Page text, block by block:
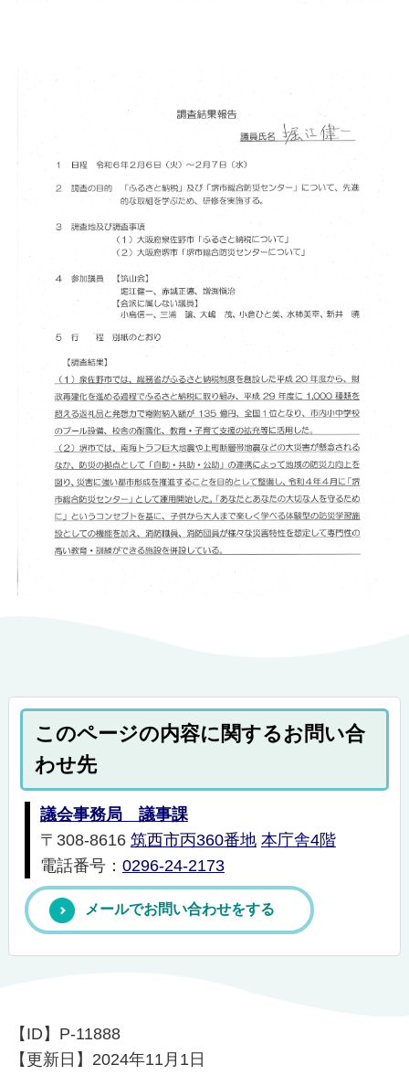
このページの内容に関するお問い合
わせ先
議会事務局 議事課
〒308-8616 筑西市丙360番地 本庁舎4階
電話番号： 0296-24-2173
メールでお問い合わせをする
【ID】 P-11888
【更新日】 2024年11月1日